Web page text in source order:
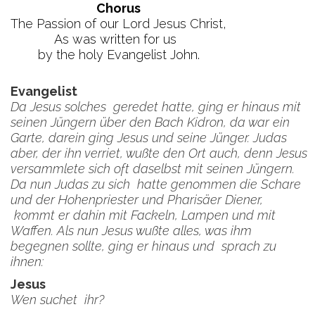
Chorus
The Passion of our Lord Jesus Christ,
As was written for us
by the holy Evangelist John.
Evangelist
Da Jesus solches geredet hatte, ging er hinaus mit
seinen Jüngern über den Bach Kidron, da war ein
Garte, darein ging Jesus und seine Jünger. Judas
aber, der ihn verriet, wußte den Ort auch, denn Jesus
versammlete sich oft daselbst mit seinen Jüngern.
Da nun Judas zu sich hatte genommen die Schare
und der Hohenpriester und Pharisäer Diener,
kommt er dahin mit Fackeln, Lampen und mit
Waffen. Als nun Jesus wußte alles, was ihm
begegnen sollte, ging er hinaus und sprach zu
ihnen:
Jesus
Wen suchet ihr?